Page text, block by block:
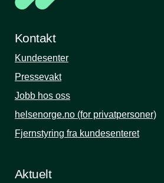
Kontakt
Kundesenter
Pressevakt
Jobb hos oss
helsenorge.no (for privatpersoner)
Fjernstyring fra kundesenteret
Aktuelt